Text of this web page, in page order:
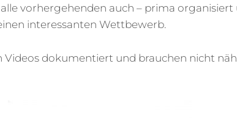
vorhergehenden auch – prima organisiert
interessanten Wettbewerb.
Videos dokumentiert und brauchen nicht